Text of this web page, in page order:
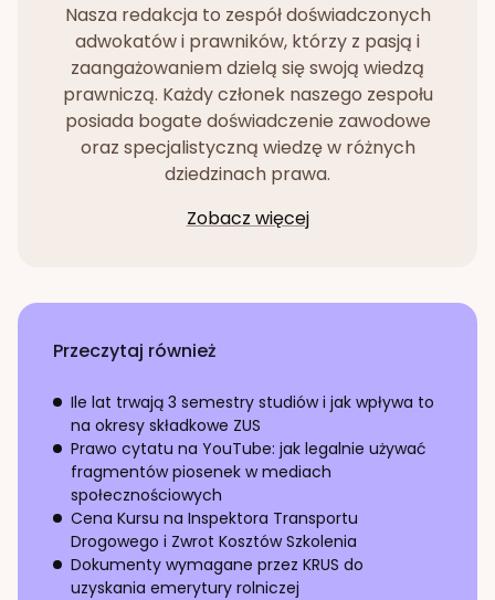
Nasza redakcja to zespół doświadczonych
adwokatów i prawników, którzy z pasją i
zaangażowaniem dzielą się swoją wiedzą
prawniczą. Każdy członek naszego zespołu
posiada bogate doświadczenie zawodowe
oraz specjalistyczną wiedzę w różnych
dziedzinach prawa.
Zobacz więcej
Przeczytaj również
Ile lat trwają 3 semestry studiów i jak wpływa to
na okresy składkowe ZUS
Prawo cytatu na YouTube: jak legalnie używać
fragmentów piosenek w mediach
społecznościowych
Cena Kursu na Inspektora Transportu
Drogowego i Zwrot Kosztów Szkolenia
Dokumenty wymagane przez KRUS do
uzyskania emerytury rolniczej